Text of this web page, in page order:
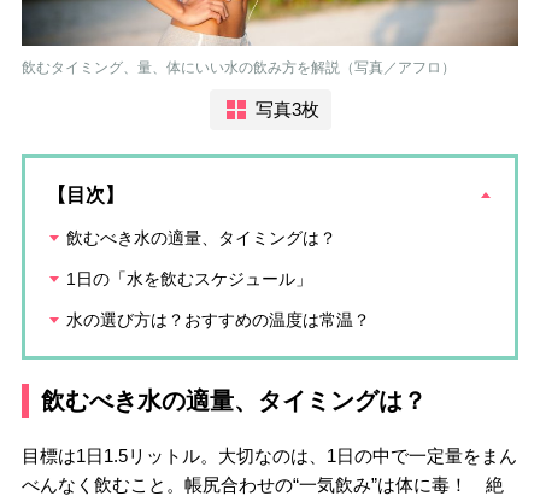
飲むタイミング、量、体にいい水の飲み方を解説（写真／アフロ）
写真3枚
【目次】
飲むべき水の適量、タイミングは？
1日の「水を飲むスケジュール」
水の選び方は？おすすめの温度は常温？
飲むべき水の適量、タイミングは？
目標は1日1.5リットル。大切なのは、1日の中で一定量をまん
べんなく飲むこと。帳尻合わせの“一気飲み”は体に毒！ 絶